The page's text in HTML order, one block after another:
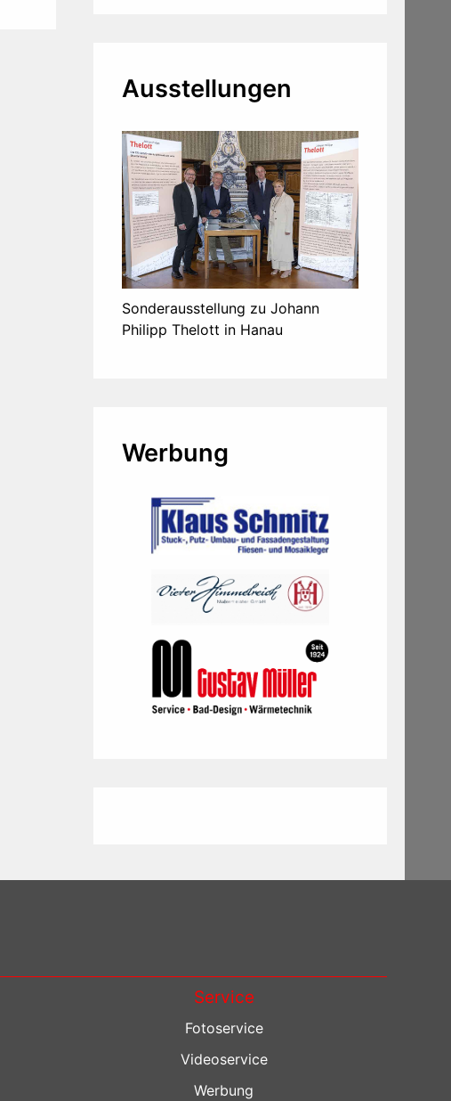
Ausstellungen
Sonderausstellung zu Johann
Philipp Thelott in Hanau
Werbung
Service
Fotoservice
Videoservice
Werbung